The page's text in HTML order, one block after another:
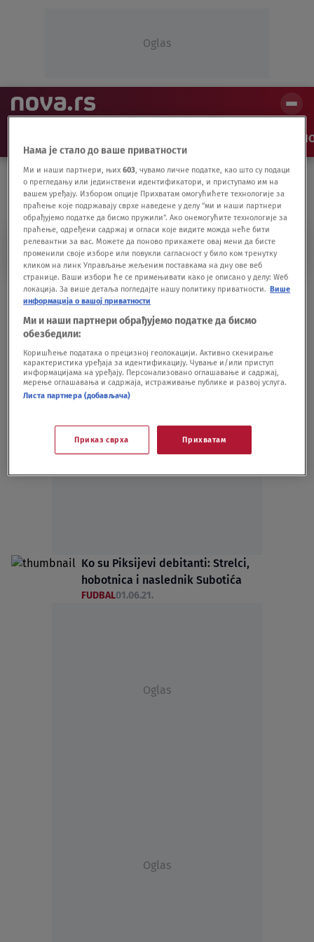
Oglas
SAVA ČESTIĆ
Rijeka dovela mladog Srbina, Zvezda i
Partizan propustili priliku
FUDBAL10.01.22.
pozivom
FUDBAL03.06.21.
Ko su Piksijevi debitanti: Strelci,
hobotnica i naslednik Subotića
FUDBAL01.06.21.
Oglas
Oglas
Нама је стало до ваше приватности
Ми и наши партнери, њих603, чувамо личне податке, као што су подаци
о прегледању или јединствени идентификатори, и приступамо им на
вашем уређају. Избором опције Прихватам омогућићете технологије за
праћење које подржавају сврхе наведене у делу "ми и наши партнери
обрађујемо податке да бисмо пружили". Ако онемогућите технологије за
праћење, одређени садржај и огласи које видите можда неће бити
релевантни за вас. Можете да поново прикажете овај мени да бисте
променили своје изборе или повукли сагласност у било ком тренутку
кликом на линк Управљање жељеним поставкама на дну ове веб
странице. Ваши избори ће се примењивати како је описано у делу: Wеб
локација. За више детаља погледајте нашу политику приватности. Више
информација о вашој приватности
Ми и наши партнери обрађујемо податке да бисмо
обезбедили:
Коришћење података о прецизној геолокацији. Активно скенирање
карактеристика уређаја за идентификацију. Чување и/или приступ
информацијама на уређају. Персонализовано оглашавање и садржај,
мерење оглашавања и садржаја, истраживање публике и развој услуга.
Листа партнера (добављача)
Приказ сврха Прихватам